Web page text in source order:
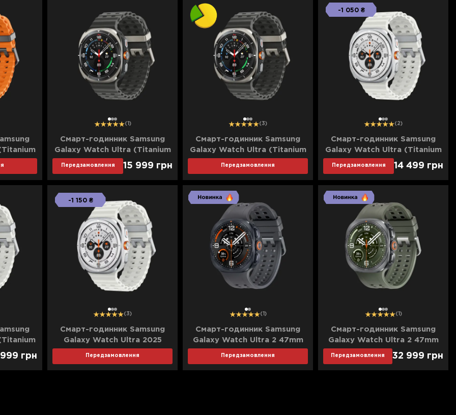
12 3 (1)
Смарт-годинник Samsung
Galaxy Watch Ultra (Titanium
Silver) (Standard)
Передзамовлення 15 999 грн
12 3 (3)
Смарт-годинник Samsung
Galaxy Watch Ultra (Titanium
Silver) (Ultra)
Передзамовлення
12 3
-1 050 ₴
(2)
Смарт-годинник Samsung
Galaxy Watch Ultra (Titanium
White) (Standard)
Передзамовлення 14 499 грн
грн
12 3
-1 150 ₴
(3)
Смарт-годинник Samsung
Galaxy Watch Ultra 2025
(Titanium White) (Standard)
Передзамовлення
12 (1)
Смарт-годинник Samsung
Galaxy Watch Ultra 2 47mm
Titanium Gray LTE with Black
(Standard)
Передзамовлення
12 3 (1)
Смарт-годинник Samsung
Galaxy Watch Ultra 2 47mm
Titanium Silver LTE with Olive
Marine Band (SM-L715FZSA)
(Standard)
Передзамовлення 32 999 грн